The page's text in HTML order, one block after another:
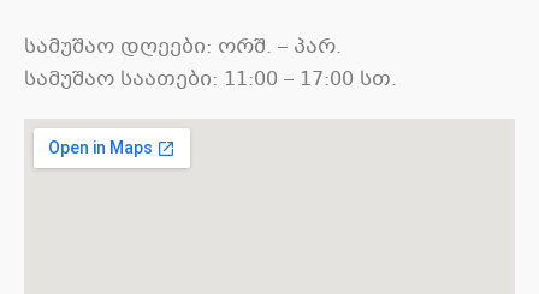
სამუშაო დღეები: ორშ. – პარ.
სამუშაო საათები: 11:00 – 17:00 სთ.